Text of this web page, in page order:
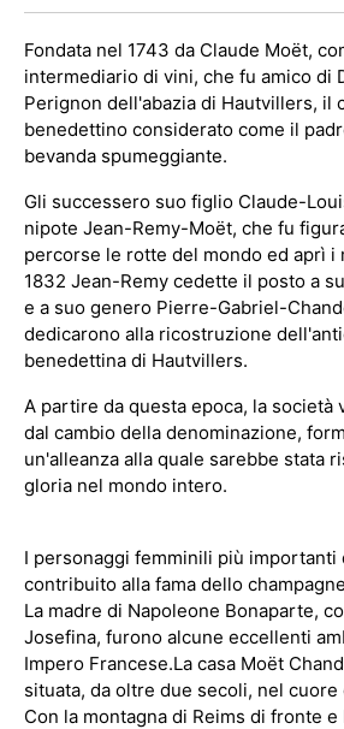
Fondata nel 1743 da Claude Moët,
intermediario di vini, che fu amico di
Perignon dell'abazia di Hautvillers, il
benedettino considerato come il
bevanda spumeggiante.
Gli successero suo figlio Claude-
nipote Jean-Remy-Moët, che fu
percorse le rotte del mondo ed aprì i
1832 Jean-Remy cedette il posto a
e a suo genero Pierre-Gabriel-
dedicarono alla ricostruzione
benedettina di Hautvillers.
A partire da questa epoca, la società
dal cambio della denominazione,
un'alleanza alla quale sarebbe stata
gloria nel mondo intero.
I personaggi femminili più importanti
contribuito alla fama dello
La madre di Napoleone Bonaparte,
Josefina, furono alcune eccellenti
Impero Francese.La casa Moët
situata, da oltre due secoli, nel cuore
Con la montagna di Reims di fronte e